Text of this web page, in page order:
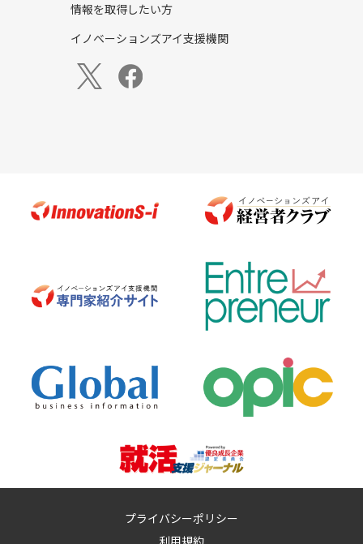
情報を取得したい方
イノベーションズアイ支援機関
プライバシーポリシー